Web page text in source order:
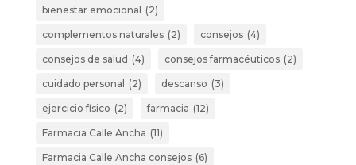
bienestar emocional (2)
complementos naturales (2) consejos (4)
consejos de salud (4) consejos farmacéuticos (2)
cuidado personal (2) descanso (3)
ejercicio físico (2) farmacia (12)
Farmacia Calle Ancha (11)
Farmacia Calle Ancha consejos (6)